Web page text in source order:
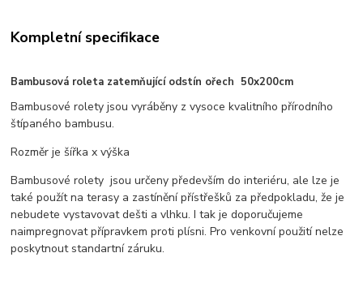
Kompletní specifikace
Bambusová roleta zatemňující odstín ořech 50x200cm
Bambusové rolety jsou vyráběny z vysoce kvalitního přírodního
štípaného bambusu.
Rozměr je šířka x výška
Bambusové rolety jsou určeny především do interiéru, ale lze je
také použít na terasy a zastínění přístřešků za předpokladu, že je
nebudete vystavovat dešti a vlhku. I tak je doporučujeme
naimpregnovat přípravkem proti plísni. Pro venkovní použití nelze
poskytnout standartní záruku.